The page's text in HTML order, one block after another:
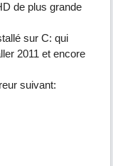
de plus grande
sur C: qui
2011 et encore
suivant: